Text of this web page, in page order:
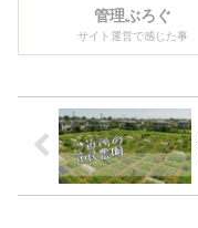
管理ぶろぐ
サイト運営で感じた事